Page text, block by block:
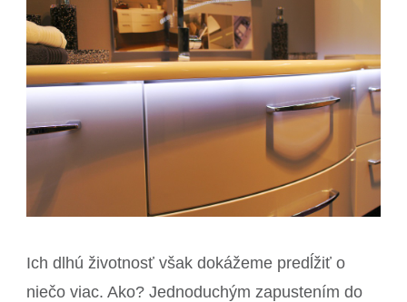
Ich dlhú životnosť však dokážeme predĺžiť o
niečo viac. Ako? Jednoduchým zapustením do